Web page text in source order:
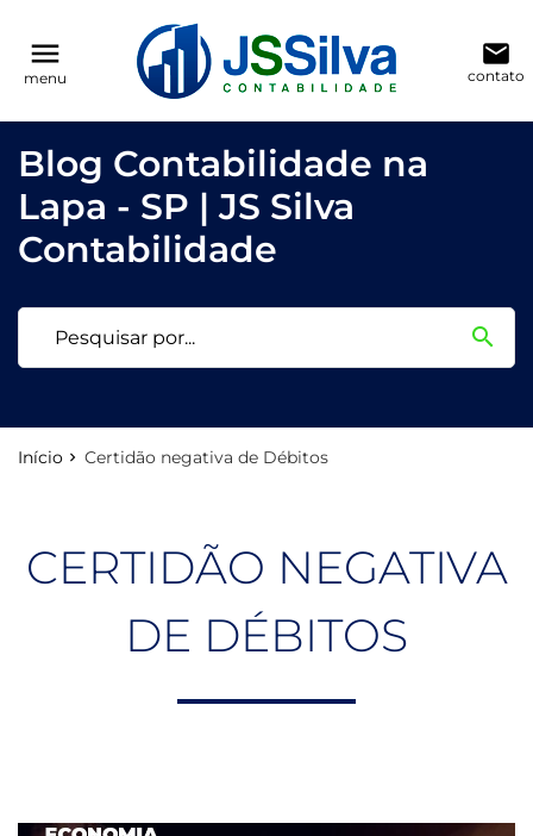
menu
menu
email
contato
Blog Contabilidade na
Lapa - SP | JS Silva
Contabilidade
search
Início Certidão negativa de Débitos
reply NAVEGAÇÃO
home Voltar ao site
Blog
Contabilidade
reply FALE CONOSCO
location_on Rua Antônio Raposo, 186, conjunto 123
Deixe sua Mensagem
CERTIDÃO NEGATIVA
DE DÉBITOS